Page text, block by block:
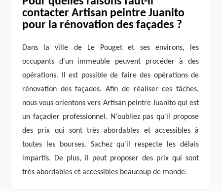
contacter Artisan peintre Juanito
pour la rénovation des façades ?
Dans la ville de Le Pouget et ses environs, les
occupants d'un immeuble peuvent procéder à des
opérations. Il est possible de faire des opérations de
rénovation des façades. Afin de réaliser ces tâches,
nous vous orientons vers Artisan peintre Juanito qui est
un façadier professionnel. N'oubliez pas qu'il propose
des prix qui sont très abordables et accessibles à
toutes les bourses. Sachez qu'il respecte les délais
impartis. De plus, il peut proposer des prix qui sont
très abordables et accessibles beaucoup de monde.